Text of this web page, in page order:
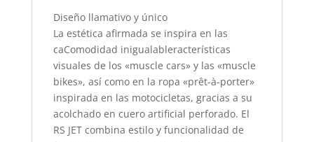
Diseño llamativo y único
La estética afirmada se inspira en las
caComodidad inigualableracterísticas
visuales de los «muscle cars» y las «muscle
bikes», así como en la ropa «prêt-à-porter»
inspirada en las motocicletas, gracias a su
acolchado en cuero artificial perforado. El
RS JET combina estilo y funcionalidad de